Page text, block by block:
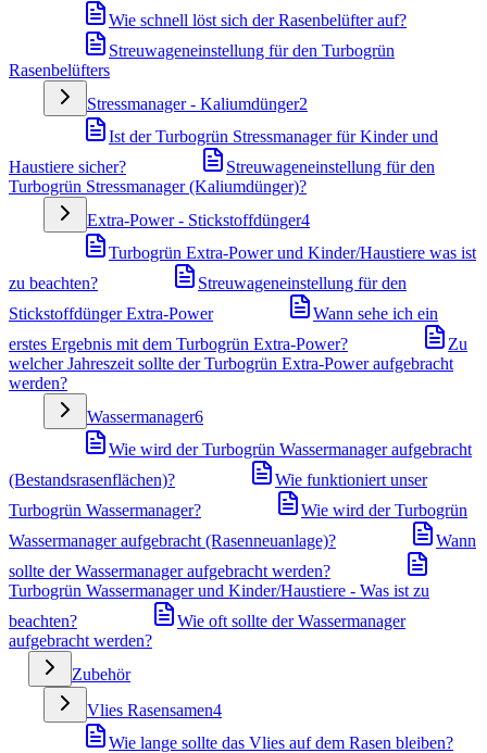
Wie schnell löst sich der Rasenbelüfter auf?
Streuwageneinstellung für den Turbogrün
Rasenbelüfters
Stressmanager - Kaliumdünger2
Ist der Turbogrün Stressmanager für Kinder und
Haustiere sicher?
Streuwageneinstellung für den
Turbogrün Stressmanager (Kaliumdünger)?
Extra-Power - Stickstoffdünger4
Turbogrün Extra-Power und Kinder/Haustiere was ist
zu beachten?
Streuwageneinstellung für den
Stickstoffdünger Extra-Power
Wann sehe ich ein
erstes Ergebnis mit dem Turbogrün Extra-Power?
Zu
welcher Jahreszeit sollte der Turbogrün Extra-Power aufgebracht
werden?
Wassermanager6
Wie wird der Turbogrün Wassermanager aufgebracht
(Bestandsrasenflächen)?
Wie funktioniert unser
Turbogrün Wassermanager?
Wie wird der Turbogrün
Wassermanager aufgebracht (Rasenneuanlage)?
Wann
sollte der Wassermanager aufgebracht werden?
Turbogrün Wassermanager und Kinder/Haustiere - Was ist zu
beachten?
Wie oft sollte der Wassermanager
aufgebracht werden?
Zubehör
Vlies Rasensamen4
Wie lange sollte das Vlies auf dem Rasen bleiben?